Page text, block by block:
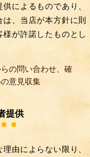
によるものであり、
、当店が本方針に則
が許諾したものとし
の問い合わせ、確
意見収集
提供
由によらない限り、